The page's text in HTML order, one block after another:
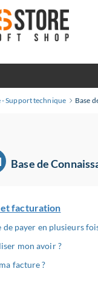
- Support technique Base
Base de
facturation
de payer en plusieurs
mon avoir ?
facture ?